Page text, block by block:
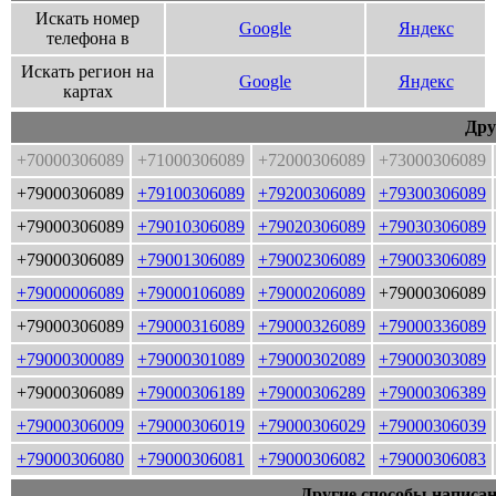
Искать номер
телефона в
Google Яндекс
Искать регион на
картах
Google Яндекс
+70000306089
+71000306089 +72000306089
+73000306089
+79000306089
+79100306089 +79200306089
+79300306089
+79000306089
+79010306089 +79020306089
+79030306089
+79000306089
+79001306089 +79002306089
+79003306089
+79000006089
+79000106089 +79000206089
+79000306089
+79000306089
+79000316089 +79000326089
+79000336089
+79000300089
+79000301089 +79000302089
+79000303089
+79000306089
+79000306189 +79000306289
+79000306389
+79000306009
+79000306019 +79000306029
+79000306039
+79000306080
+79000306081 +79000306082
+79000306083